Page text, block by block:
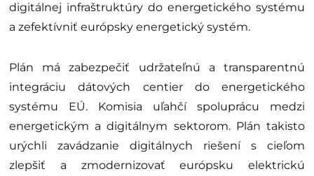
digitálnej infraštruktúry do energetického systému
a zefektívniť európsky energetický systém.
Plán má zabezpečiť udržateľnú a transparentnú
integráciu dátových centier do energetického
systému EÚ. Komisia uľahčí spoluprácu medzi
energetickým a digitálnym sektorom. Plán takisto
urýchli zavádzanie digitálnych riešení s cieľom
zlepšiť a zmodernizovať európsku elektrickú